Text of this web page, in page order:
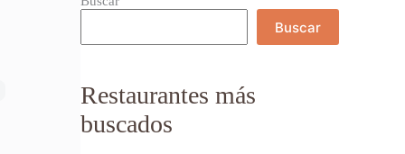
Buscar
Restaurantes más
buscados